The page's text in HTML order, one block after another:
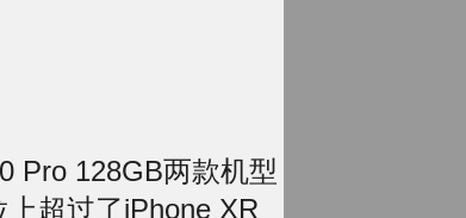
128GB两款机型
超过了iPhone XR